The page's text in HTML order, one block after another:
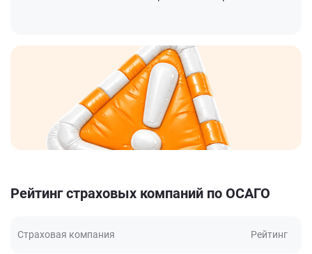
Рейтинг страховых компаний по ОСАГО
Страховая компания Рейтинг